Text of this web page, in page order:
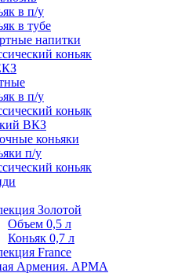
в п/у
в тубе
напитки
коньяк
в п/у
коньяк
ВКЗ
коньяки
п/у
коньяк
Золотой
Объем 0,5 л
Коньяк 0,7 л
France
Армения. АРМА